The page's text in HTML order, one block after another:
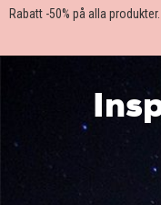
Rabatt -50% på alla